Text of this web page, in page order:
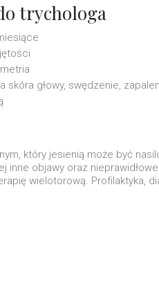
trychologa
skóra głowy, swędzenie,
który jesienią może być
objawy oraz
wielotorową. Profilaktyka,